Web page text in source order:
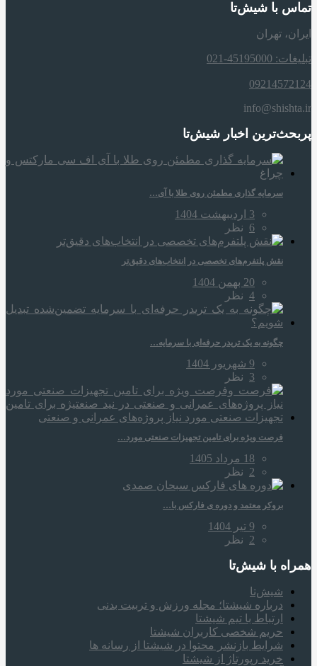
تماس با شیش‌تا
ایران، تهران
تبلیغات: 45195000-021
09214572124
info@shishta.ir
پربحث‌ترین اخبار شیش‌تا
سرمایه‌ گذاری مطمئن روی طلا با آی…
3 اردیبهشت 1404
6 نظر
نقش پلتفرم‌های تخصصی در انتخاب‌های دقیق‌تر
20 بهمن 1404
4 نظر
چگونه به یک تریدر حرفه‌ای با سرمایه…
9 شهریور 1404
3 نظر
فرصت ویژه برای تامین تجهیزات صنعتی مورد…
18 مرداد 1405
2 نظر
بروکر معتمد و دوره‌ ی فارکس با…
9 تیر 1404
2 نظر
همراه‌ با شیش‌تا
شیش‌تا
درباره شیشتا؛ مجله ورزش و تربیت بدنی
ارتباط با تیم شیشتا
حریم شخصی کاربران شیشتا
شرایط بازنشر محتوا در شیشتا از رسانه ها
خرید رپورتاژ از شیشتا